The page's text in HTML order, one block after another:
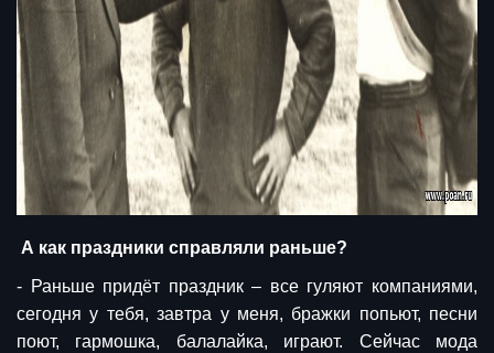
А как праздники справляли раньше?
- Раньше придёт праздник – все гуляют компаниями,
сегодня у тебя, завтра у меня, бражки попьют, песни
поют, гармошка, балалайка, играют. Сейчас мода